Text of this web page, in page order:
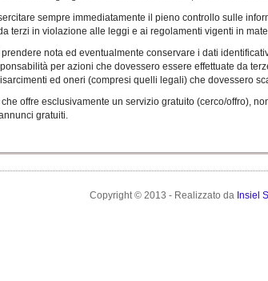
sempre immediatamente il pieno controllo sulle
terzi in violazione alle leggi e ai regolamenti vigenti in
nota ed eventualmente conservare i dati
per azioni che dovessero essere effettuate da
ed oneri (compresi quelli legali) che dovessero
offre esclusivamente un servizio gratuito (cerco/offro),
gratuiti.
Copyright © 2013 - Realizzato da Insiel